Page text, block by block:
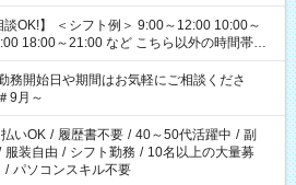
～12:00 10:00～
21:00 など こちら以外の時間帯も
さい！
開始日や期間はお気軽にご相談くださ
9月～
払いOK / 履歴書不要 / 40～50代活躍中 / 副
服装自由 / シフト勤務 / 10名以上の大量募
/ パソコンスキル不要